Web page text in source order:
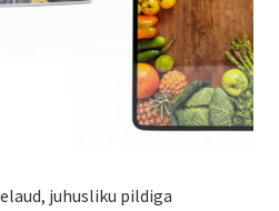
juhusliku pildiga